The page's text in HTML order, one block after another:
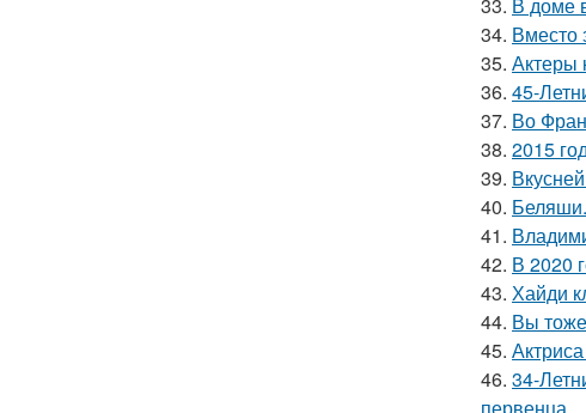
34. Вместо
35. Актеры
36. 45-
37. Во
38. 2015
39.
40.
41.
42. В 2020
43. Хайди
44. Вы
45.
46. 34-